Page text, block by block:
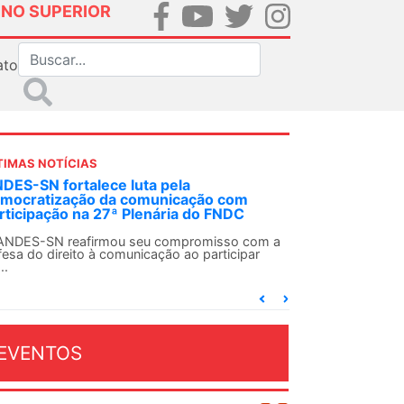
SUPERIOR
NOTÍCIAS
denuncia desigualdade de até
em auxílios pagos a servidores do
o princípio constitucional da isonomia no
dos direitos do funcionalismo federal é...